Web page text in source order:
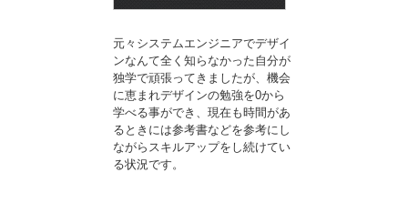
元々システムエンジニアでデザイ
ンなんて全く知らなかった自分が
独学で頑張ってきましたが、機会
に恵まれデザインの勉強を0から
学べる事ができ、現在も時間があ
るときには参考書などを参考にし
ながらスキルアップをし続けてい
る状況です。